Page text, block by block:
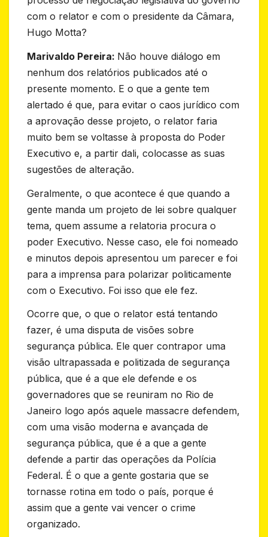
com o relator e com o presidente da Câmara,
Hugo Motta?
Marivaldo Pereira: Não houve diálogo em
nenhum dos relatórios publicados até o
presente momento. E o que a gente tem
alertado é que, para evitar o caos jurídico com
a aprovação desse projeto, o relator faria
muito bem se voltasse à proposta do Poder
Executivo e, a partir dali, colocasse as suas
sugestões de alteração.
Geralmente, o que acontece é que quando a
gente manda um projeto de lei sobre qualquer
tema, quem assume a relatoria procura o
poder Executivo. Nesse caso, ele foi nomeado
e minutos depois apresentou um parecer e foi
para a imprensa para polarizar politicamente
com o Executivo. Foi isso que ele fez.
Ocorre que, o que o relator está tentando
fazer, é uma disputa de visões sobre
segurança pública. Ele quer contrapor uma
visão ultrapassada e politizada de segurança
pública, que é a que ele defende e os
governadores que se reuniram no Rio de
Janeiro logo após aquele massacre defendem,
com uma visão moderna e avançada de
segurança pública, que é a que a gente
defende a partir das operações da Polícia
Federal. É o que a gente gostaria que se
tornasse rotina em todo o país, porque é
assim que a gente vai vencer o crime
organizado.